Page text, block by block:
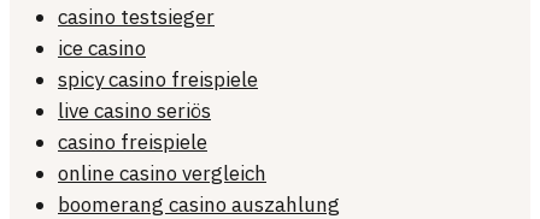
casino testsieger
ice casino
spicy casino freispiele
live casino seriös
casino freispiele
online casino vergleich
boomerang casino auszahlung